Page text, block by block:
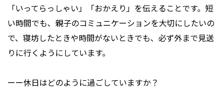
「いってらっしゃい」「おかえり」を伝えることです。短
い時間でも、親子のコミュニケーションを大切にしたいの
で、寝坊したときや時間がないときでも、必ず外まで見送
りに行くようにしています。
ーー休日はどのように過ごしていますか？